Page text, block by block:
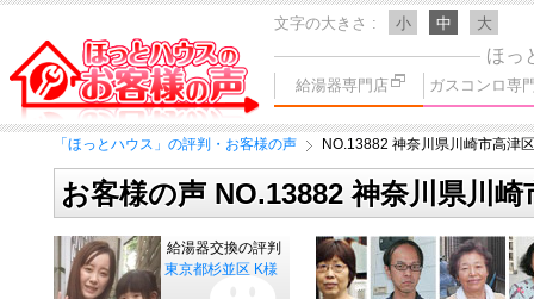
文字の大きさ 小 中 大
ほっ
給湯器専門店 ガスコンロ専
「ほっとハウス」の評判・お客様の声 NO.13882 神奈川県川崎市高津
お客様の声 NO.13882 神奈川県川崎
給湯器交換の評判
東京都杉並区 K様